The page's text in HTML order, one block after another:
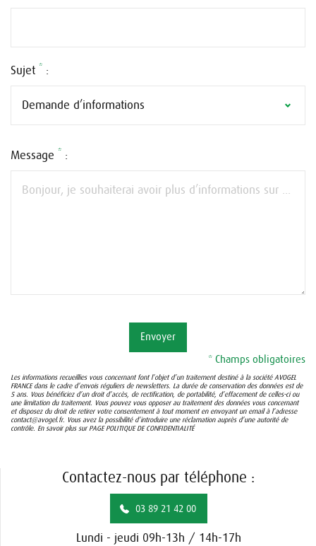
Sujet * :
Demande d’informations
Message * :
Envoyer
* Champs obligatoires
Les informations recueillies vous concernant font l’objet d’un traitement destiné à la société AVOGEL
FRANCE dans le cadre d’envois réguliers de newsletters. La durée de conservation des données est de
5 ans. Vous bénéficiez d’un droit d’accès, de rectification, de portabilité, d’effacement de celles-ci ou
une limitation du traitement. Vous pouvez vous opposer au traitement des données vous concernant
et disposez du droit de retirer votre consentement à tout moment en envoyant un email à l’adresse
contact@avogel.fr. Vous avez la possibilité d’introduire une réclamation auprès d’une autorité de
contrôle. En savoir plus surPAGE POLITIQUE DE CONFIDENTIALITÉ
Contactez-nous par téléphone :
03 89 21 42 00
Lundi - jeudi 09h-13h / 14h-17h